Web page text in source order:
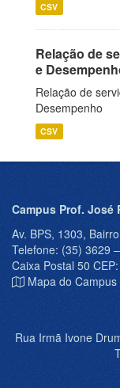
CSV
Relação de
e
Relação de
Desempenho
CSV
Campus Prof. José
Av. BPS, 1303,
Telefone: (35) 3629
Caixa Postal 50
Mapa do Campus
Rua Irmã Ivone